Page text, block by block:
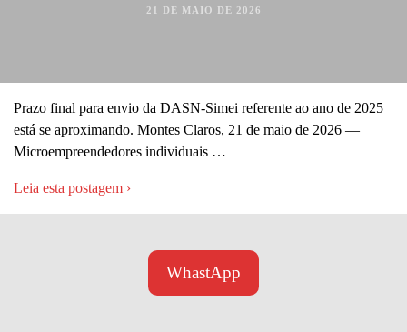
21 DE MAIO DE 2026
Prazo final para envio da DASN-Simei referente ao ano de 2025
está se aproximando. Montes Claros, 21 de maio de 2026 —
Microempreendedores individuais …
Leia esta postagem ›
WhastApp